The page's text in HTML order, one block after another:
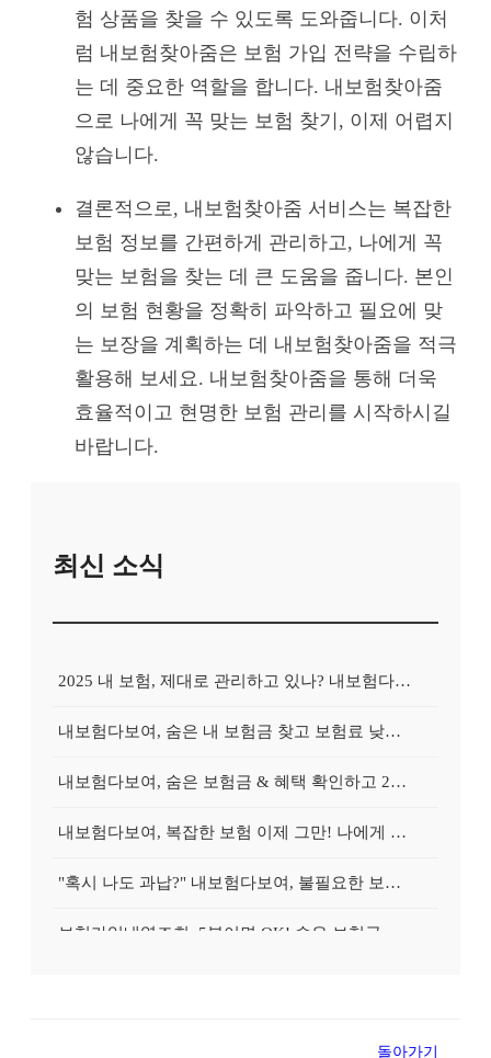
험 상품을 찾을 수 있도록 도와줍니다. 이처
럼 내보험찾아줌은 보험 가입 전략을 수립하
는 데 중요한 역할을 합니다. 내보험찾아줌
으로 나에게 꼭 맞는 보험 찾기, 이제 어렵지
않습니다.
결론적으로, 내보험찾아줌 서비스는 복잡한
보험 정보를 간편하게 관리하고, 나에게 꼭
맞는 보험을 찾는 데 큰 도움을 줍니다. 본인
의 보험 현황을 정확히 파악하고 필요에 맞
는 보장을 계획하는 데 내보험찾아줌을 적극
활용해 보세요. 내보험찾아줌을 통해 더욱
효율적이고 현명한 보험 관리를 시작하시길
바랍니다.
최신 소식
2025 내 보험, 제대로 관리하고 있나? 내보험다보여로 간편하게 진단!
내보험다보여, 숨은 내 보험금 찾고 보험료 낮추는 마법?
내보험다보여, 숨은 보험금 & 혜택 확인하고 2025년 똑똑하게 보험 관리 시작하는 방법
내보험다보여, 복잡한 보험 이제 그만! 나에게 딱 맞는 보험 찾는 3가지 비법
"혹시 나도 과납?" 내보험다보여, 불필요한 보험 정리하고 똑똑하게 보험료 다이어트!
돌아가기